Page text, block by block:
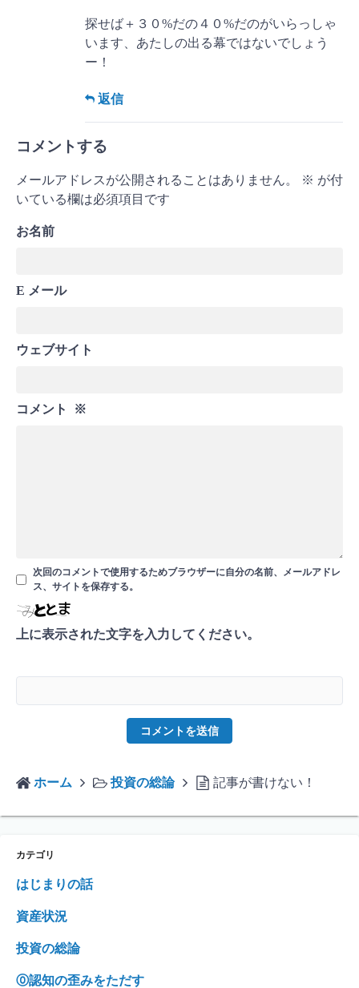
探せば＋３０%だの４０%だのがいらっしゃ
います、あたしの出る幕ではないでしょう
ー！
返信
コメントする
メールアドレスが公開されることはありません。 ※ が付
いている欄は必須項目です
お名前
E メール
ウェブサイト
コメント ※
次回のコメントで使用するためブラウザーに自分の名前、メールアドレ
ス、サイトを保存する。
上に表示された文字を入力してください。
ホーム 投資の総論 記事が書けない！
カテゴリ
はじまりの話
資産状況
投資の総論
⓪認知の歪みをただす